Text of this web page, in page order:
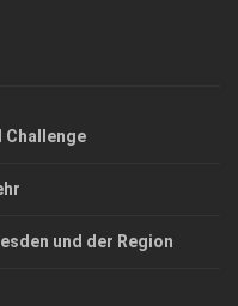
Challenge
und der Region